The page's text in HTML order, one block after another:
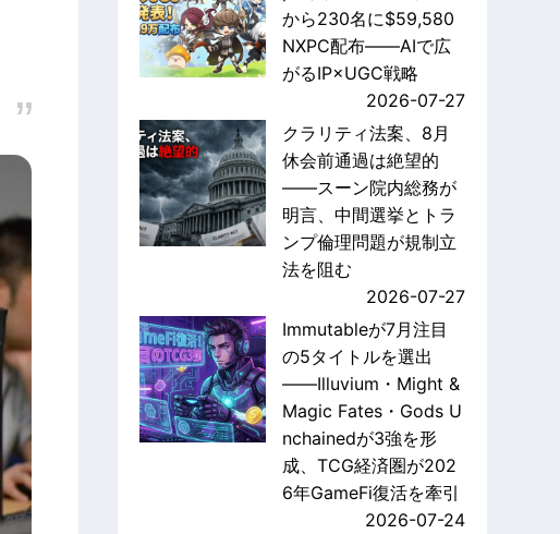
から230名に$59,580
NXPC配布——AIで広
がるIP×UGC戦略
2026-07-27
クラリティ法案、8月
休会前通過は絶望的
——スーン院内総務が
明言、中間選挙とトラ
ンプ倫理問題が規制立
法を阻む
2026-07-27
Immutableが7月注目
の5タイトルを選出
——Illuvium・Might &
Magic Fates・Gods U
nchainedが3強を形
成、TCG経済圏が202
6年GameFi復活を牽引
2026-07-24